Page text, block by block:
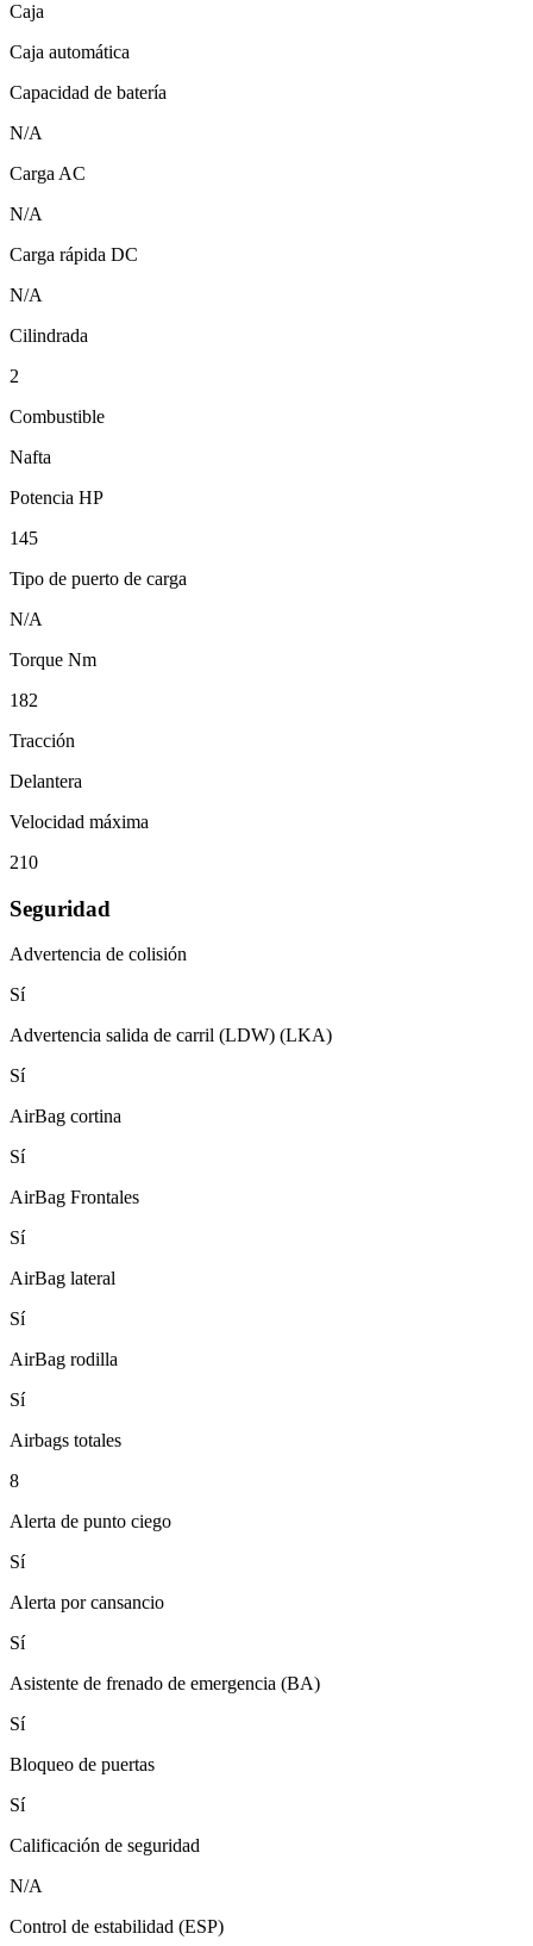
Caja
Caja automática
Capacidad de batería
N/A
Carga AC
N/A
Carga rápida DC
N/A
Cilindrada
2
Combustible
Nafta
Potencia HP
145
Tipo de puerto de carga
N/A
Torque Nm
182
Tracción
Delantera
Velocidad máxima
210
Seguridad
Advertencia de colisión
Sí
Advertencia salida de carril (LDW) (LKA)
Sí
AirBag cortina
Sí
AirBag Frontales
Sí
AirBag lateral
Sí
AirBag rodilla
Sí
Airbags totales
8
Alerta de punto ciego
Sí
Alerta por cansancio
Sí
Asistente de frenado de emergencia (BA)
Sí
Bloqueo de puertas
Sí
Calificación de seguridad
N/A
Control de estabilidad (ESP)